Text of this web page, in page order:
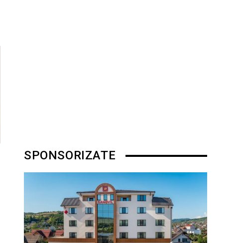
SPONSORIZATE